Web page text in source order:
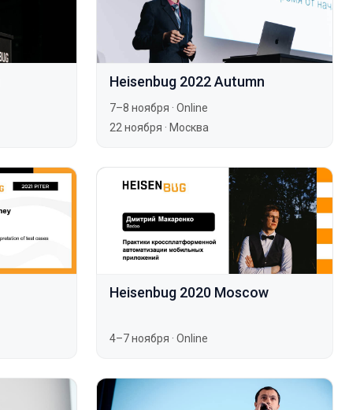
Heisenbug 2022 Autumn
7–8 ноября · Online
22 ноября · Москва
Heisenbug 2020 Moscow
4–7 ноября · Online